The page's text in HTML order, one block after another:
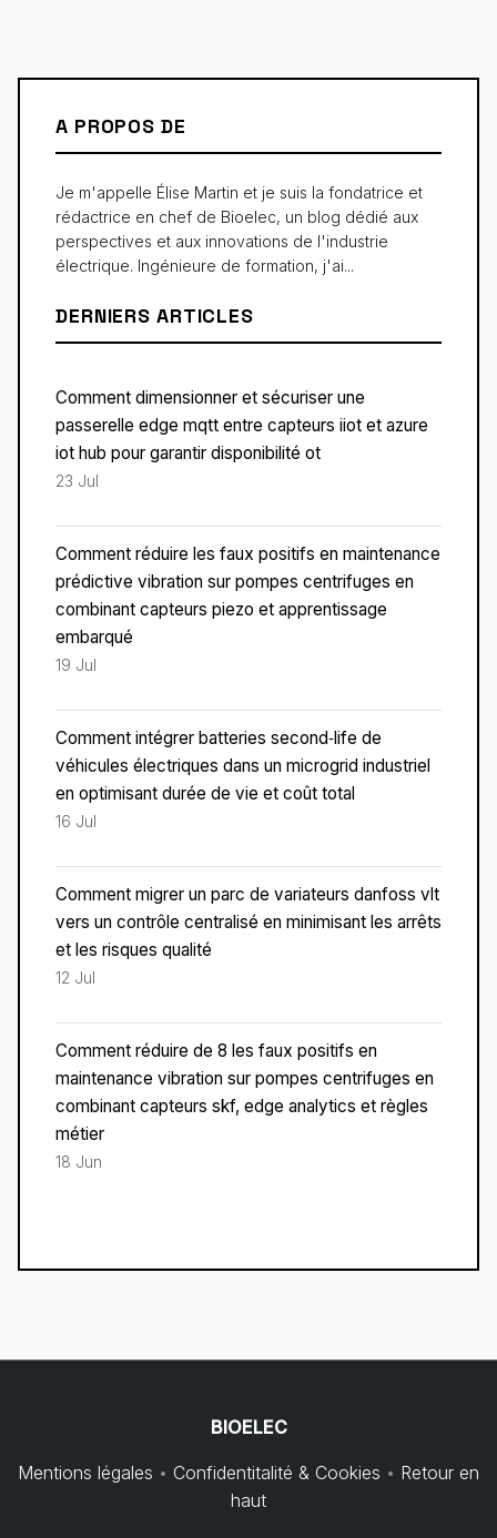
A PROPOS DE
Je m'appelle Élise Martin et je suis la fondatrice et
rédactrice en chef de Bioelec, un blog dédié aux
perspectives et aux innovations de l'industrie
électrique. Ingénieure de formation, j'ai...
DERNIERS ARTICLES
Comment dimensionner et sécuriser une
passerelle edge mqtt entre capteurs iiot et azure
iot hub pour garantir disponibilité ot
23 Jul
Comment réduire les faux positifs en maintenance
prédictive vibration sur pompes centrifuges en
combinant capteurs piezo et apprentissage
embarqué
19 Jul
Comment intégrer batteries second‑life de
véhicules électriques dans un microgrid industriel
en optimisant durée de vie et coût total
16 Jul
Comment migrer un parc de variateurs danfoss vlt
vers un contrôle centralisé en minimisant les arrêts
et les risques qualité
12 Jul
Comment réduire de 8 les faux positifs en
maintenance vibration sur pompes centrifuges en
combinant capteurs skf, edge analytics et règles
métier
18 Jun
BIOELEC
Mentions légales • Confidentitalité & Cookies • Retour en
haut